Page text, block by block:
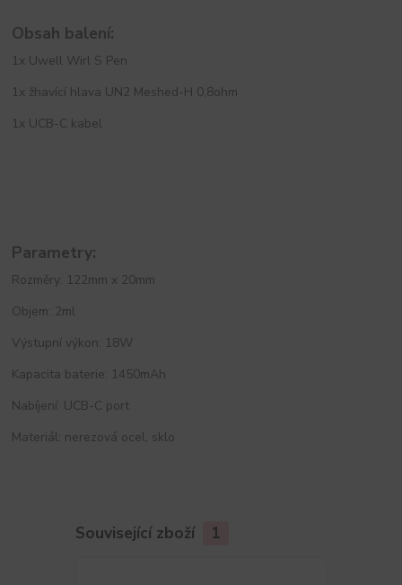
Obsah balení:
1x Uwell Wirl S Pen
1x žhavící hlava UN2 Meshed-H 0,8ohm
1x UCB-C kabel
Parametry:
Rozměry: 122mm x 20mm
Objem: 2ml
Výstupní výkon: 18W
Kapacita baterie: 1450mAh
Nabíjení: UCB-C port
Materiál: nerezová ocel, sklo
Související zboží 1